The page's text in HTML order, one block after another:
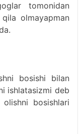
tomonidan
olmayapman
bosishi bilan
ishlatasizmi deb
olishni bosishlari